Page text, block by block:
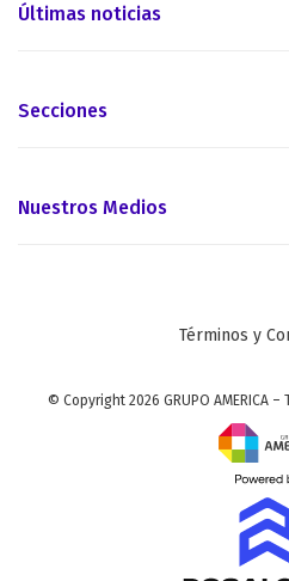
Últimas noticias
Secciones
Nuestros Medios
Términos y
© Copyright 2026 GRUPO AMERICA